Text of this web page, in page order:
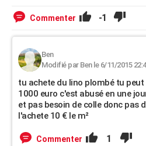
Commenter -1
Ben
Modifié par Ben le 6/11/2015
tu achete du lino plombé tu
1000 euro c'est abusé en une
et pas besoin de colle donc pas
l'achete 10 € le m²
Commenter 1